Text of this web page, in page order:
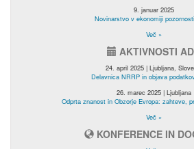
9. januar 2025
Novinarstvo v ekonomiji
Več »
AKTIVNOSTI
24. april 2025 | Ljubljana,
Delavnica NRRP in objava
26. marec 2025 | Ljubljana
Odprta znanost in Obzorje Evropa: zahteve,
Več »
KONFERENCE IN